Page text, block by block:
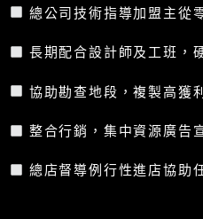
總公司技術指導加盟主從
長期配合設計師及工班，
協助勘查地段，複製高獲
整合行銷，集中資源廣告
總店督導例行性進店協助